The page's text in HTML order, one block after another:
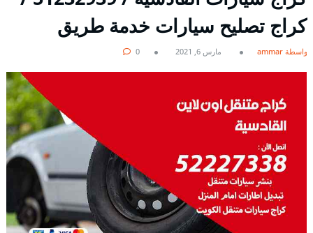
كراج تصليح سيارات خدمة طريق
بواسطة ammar مارس 6, 2021 0